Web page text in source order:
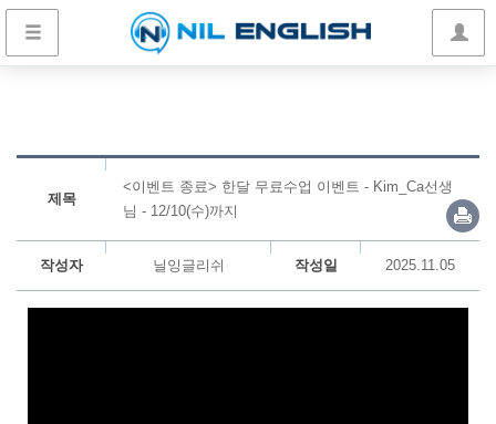
제목
<이벤트 종료> 한달 무료수업 이벤트 - Kim_Ca선생
님 - 12/10(수)까지
작성자 닐잉글리쉬 작성일 2025.11.05